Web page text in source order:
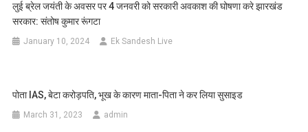
लुई ब्रेल जयंती के अवसर पर 4 जनवरी को सरकारी अवकाश की घोषणा करे झारखंड
सरकार: संतोष कुमार रूंगटा
January 10, 2024 Ek Sandesh Live
पोता IAS, बेटा करोड़पति, भूख के कारण माता-पिता ने कर लिया सुसाइड
March 31, 2023 admin